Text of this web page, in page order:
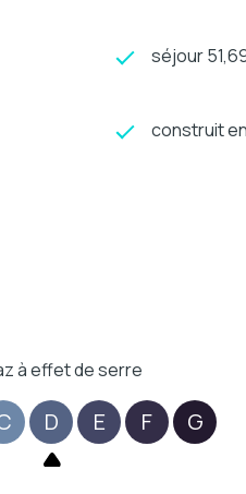
séjour
construit
à effet de serre
D E F G